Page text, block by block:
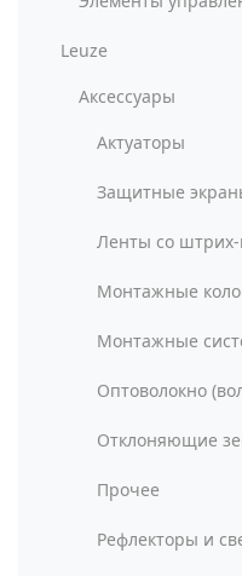
Leuze
Аксессуары
Актуаторы
Защитные
Ленты со
Монтажные
Монтажные
Оптоволокно
Отклоняющие
Прочее
Рефлекторы и